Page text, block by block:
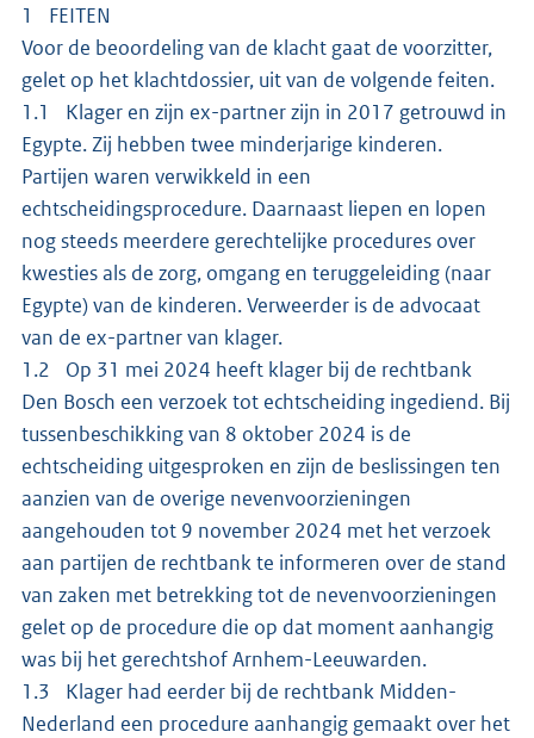
1 FEITEN
Voor de beoordeling van de klacht gaat de voorzitter,
gelet op het klachtdossier, uit van de volgende feiten.
1.1 Klager en zijn ex-partner zijn in 2017 getrouwd in
Egypte. Zij hebben twee minderjarige kinderen.
Partijen waren verwikkeld in een
echtscheidingsprocedure. Daarnaast liepen en lopen
nog steeds meerdere gerechtelijke procedures over
kwesties als de zorg, omgang en teruggeleiding (naar
Egypte) van de kinderen. Verweerder is de advocaat
van de ex-partner van klager.
1.2 Op 31 mei 2024 heeft klager bij de rechtbank
Den Bosch een verzoek tot echtscheiding ingediend. Bij
tussenbeschikking van 8 oktober 2024 is de
echtscheiding uitgesproken en zijn de beslissingen ten
aanzien van de overige nevenvoorzieningen
aangehouden tot 9 november 2024 met het verzoek
aan partijen de rechtbank te informeren over de stand
van zaken met betrekking tot de nevenvoorzieningen
gelet op de procedure die op dat moment aanhangig
was bij het gerechtshof Arnhem-Leeuwarden.
1.3 Klager had eerder bij de rechtbank Midden-
Nederland een procedure aanhangig gemaakt over het